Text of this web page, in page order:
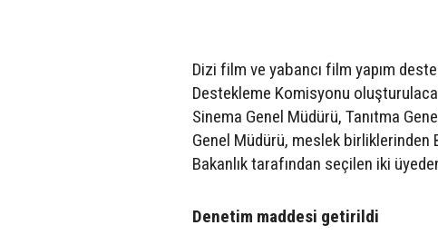
Dizi film ve yabancı film yapım
Destekleme Komisyonu
Sinema Genel Müdürü, Tanıtma
Genel Müdürü, meslek birliklerinden
Bakanlık tarafından seçilen iki
Denetim maddesi getirildi